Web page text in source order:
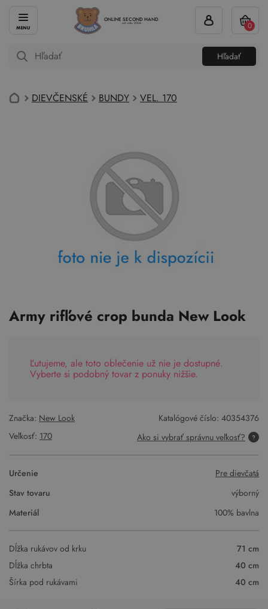
ONLINE SECOND HAND
od roku 2004
Hľadať
0
DIEVČENSKÉ BUNDY VEL. 170
Army rifľové crop bunda New Look
Ľutujeme, ale toto oblečenie už nie je dostupné.
Vyberte si podobný tovar z ponuky nižšie.
Značka: New Look Katalógové číslo: 40354376
Veľkosť: 170 Ako si vybrať správnu veľkosť?
Určenie
Pre dievčatá
Stav tovaru
výborný
Materiál
100% bavlna
Dĺžka rukávov od krku
71 cm
Dĺžka chrbta
40 cm
Šírka pod rukávami
40 cm